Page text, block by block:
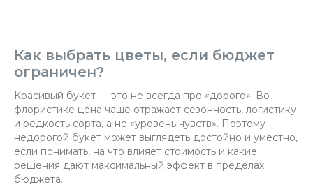
Как выбрать цветы, если бюджет
ограничен?
Красивый букет — это не всегда про «дорого». Во
флористике цена чаще отражает сезонность, логистику
и редкость сорта, а не «уровень чувств». Поэтому
недорогой букет может выглядеть достойно и уместно,
если понимать, на что влияет стоимость и какие
решения дают максимальный эффект в пределах
бюджета.